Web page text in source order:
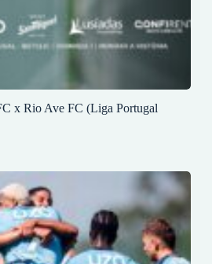
x Rio Ave FC (Liga Portugal